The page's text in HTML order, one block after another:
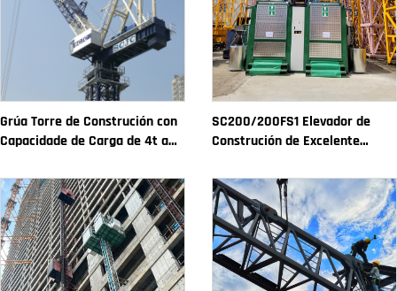
Grúa Torre de Construción con
Capacidade de Carga de 4t a
Motor de Engranaxes Coxinetes
Principais
SC200/200FS1 Elevador de
Construción de Excelente
Edificios e Pozo de Ascensor
para Alxeria